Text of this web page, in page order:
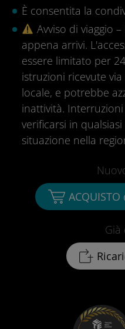
È consentita la
Avviso di viaggio
appena arrivi.
essere limitato per
istruzioni ricevute
locale, e potrebbe
inattività.
verificarsi in
situazione nella
Già